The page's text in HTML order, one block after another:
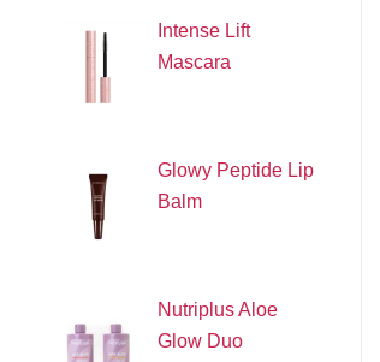
Intense Lift
Mascara
Glowy Peptide Lip
Balm
Nutriplus Aloe
Glow Duo